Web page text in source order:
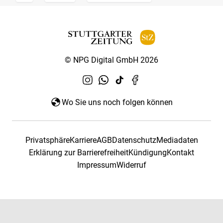
© NPG Digital GmbH 2026
Wo Sie uns noch folgen können
PrivatsphäreKarriereAGBDatenschutzMediadaten
Erklärung zur BarrierefreiheitKündigungKontakt
ImpressumWiderruf